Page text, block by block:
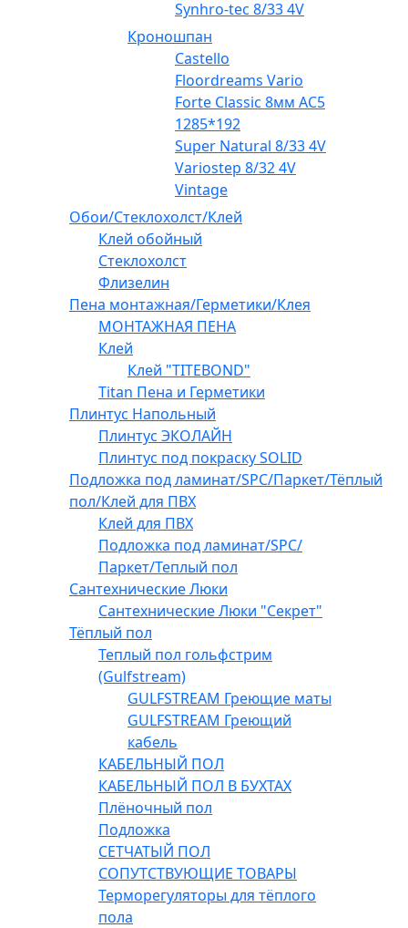
Synhro-tec 8/33 4V
Кроношпан
Castello
Floordreams Vario
Forte Classic 8мм AC5
1285*192
Super Natural 8/33 4V
Variostep 8/32 4V
Vintage
Обои/Стеклохолст/Клей
Клей обойный
Стеклохолст
Флизелин
Пена монтажная/Герметики/Клея
МОНТАЖНАЯ ПЕНА
Клей
Клей "TITEBOND"
Titan Пена и Герметики
Плинтус Напольный
Плинтус ЭКОЛАЙН
Плинтус под покраску SOLID
Подложка под ламинат/SPC/Паркет/Тёплый
пол/Клей для ПВХ
Клей для ПВХ
Подложка под ламинат/SPC/
Паркет/Теплый пол
Сантехнические Люки
Сантехнические Люки "Секрет"
Тёплый пол
Теплый пол гольфстрим
(Gulfstream)
GULFSTREAM Греющие маты
GULFSTREAM Греющий
кабель
КАБЕЛЬНЫЙ ПОЛ
КАБЕЛЬНЫЙ ПОЛ В БУХТАХ
Плёночный пол
Подложка
СЕТЧАТЫЙ ПОЛ
СОПУТСТВУЮЩИЕ ТОВАРЫ
Терморегуляторы для тёплого
пола